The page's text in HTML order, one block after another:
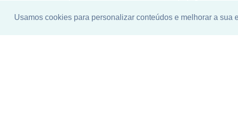
Usamos cookies para personalizar conteúdos e melhorar a